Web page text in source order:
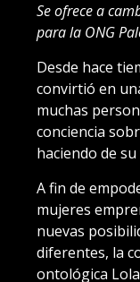
Se ofrece a
para la ONG
Desde hace
convirtió en
muchas
conciencia
haciendo de
A fin de
mujeres
nuevas
diferentes, la
ontológica